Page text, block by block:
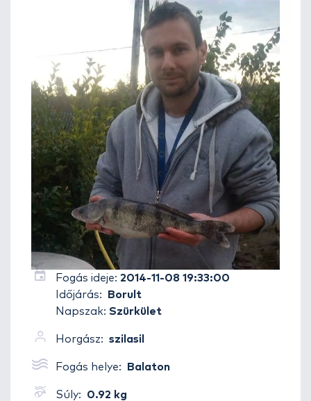
Fogás ideje: 2014-11-08 19:33:00
Időjárás:
Borult
Napszak: Szürkület
Horgász: szilasil
Fogás helye: Balaton
Súly:
0.92 kg